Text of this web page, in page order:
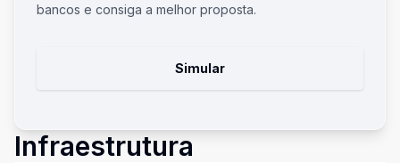
bancos e consiga a melhor proposta.
Simular
Infraestrutura